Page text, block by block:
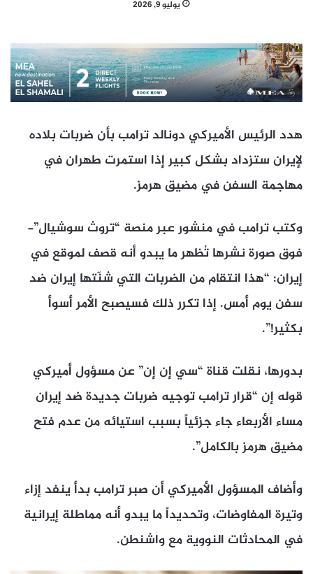
يوليو 9, 2026
هدد الرئيس الأميركي دونالد ترامب بأن ضربات بلاده
لإيران ستزداد بشكل كبير إذا استمرت طهران في
مهاجمة السفن في مضيق هرمز.
وكتب ترامب في منشور عبر منصة “تروث سوشيال”-
فوق صورة نشرها تُظهر ما يبدو أنه قصف لموقع في
إيران: “هذا انتقام من الضربات التي شنّتها إيران ضد
سفن يوم أمس. إذا تكرر ذلك فسيصبح الأمر أسوأ
بكثير!”.
بدورها، نقلت قناة “سي إن إن” عن مسؤول أميركي
قوله إن “قرار ترامب توجيه ضربات جديدة ضد إيران
مساء الأربعاء جاء جزئياً بسبب استيائه من عدم فتح
مضيق هرمز بالكامل”.
وأضاف المسؤول الأميركي أن صبر ترامب بدأ ينفد إزاء
وتيرة المفاوضات، وتحديداً ما يبدو أنه مماطلة إيرانية
في المحادثات النووية مع واشنطن.